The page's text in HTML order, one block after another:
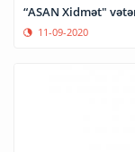
“ASAN Xidmət"
11-09-2020